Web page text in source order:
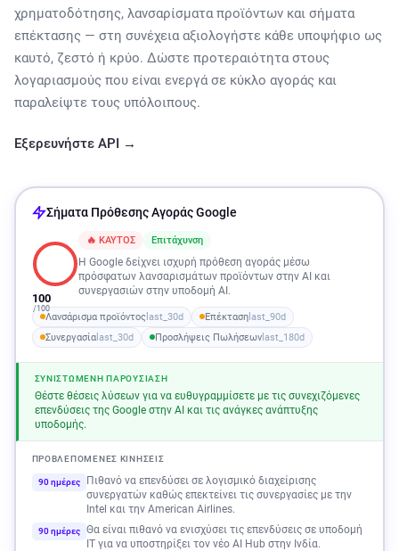
χρηματοδότησης, λανσαρίσματα προϊόντων και σήματα
επέκτασης — στη συνέχεια αξιολογήστε κάθε υποψήφιο ως
καυτό, ζεστό ή κρύο. Δώστε προτεραιότητα στους
λογαριασμούς που είναι ενεργά σε κύκλο αγοράς και
παραλείψτε τους υπόλοιπους.
Εξερευνήστε API →
Σήματα Πρόθεσης Αγοράς Google
100
/100
🔥 ΚΑΥΤΟΣ Επιτάχυνση
Η Google δείχνει ισχυρή πρόθεση αγοράς μέσω
πρόσφατων λανσαρισμάτων προϊόντων στην AI και
συνεργασιών στην υποδομή AI.
Λανσάρισμα προϊόντοςlast_30d Επέκτασηlast_90d
Συνεργασίαlast_30d Προσλήψεις Πωλήσεωνlast_180d
ΣΥΝΙΣΤΏΜΕΝΗ ΠΑΡΟΥΣΊΑΣΗ
Θέστε θέσεις λύσεων για να ευθυγραμμίσετε με τις συνεχιζόμενες
επενδύσεις της Google στην AI και τις ανάγκες ανάπτυξης
υποδομής.
ΠΡΟΒΛΕΠΌΜΕΝΕΣ ΚΙΝΉΣΕΙΣ
90 ημέρες
Πιθανό να επενδύσει σε λογισμικό διαχείρισης
συνεργατών καθώς επεκτείνει τις συνεργασίες με την
Intel και την American Airlines.
90 ημέρες Θα είναι πιθανό να ενισχύσει τις επενδύσεις σε υποδομή
IT για να υποστηρίξει τον νέο AI Hub στην Ινδία.